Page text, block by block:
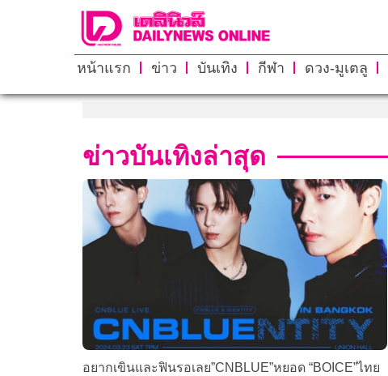
หน้าแรก ข่าว บันเทิง กีฬา ดวง-มูเตลู
ข่าวบันเทิงล่าสุด
อยากเขินและฟินรอเลย”CNBLUE”หยอด “BOICE”ไทย